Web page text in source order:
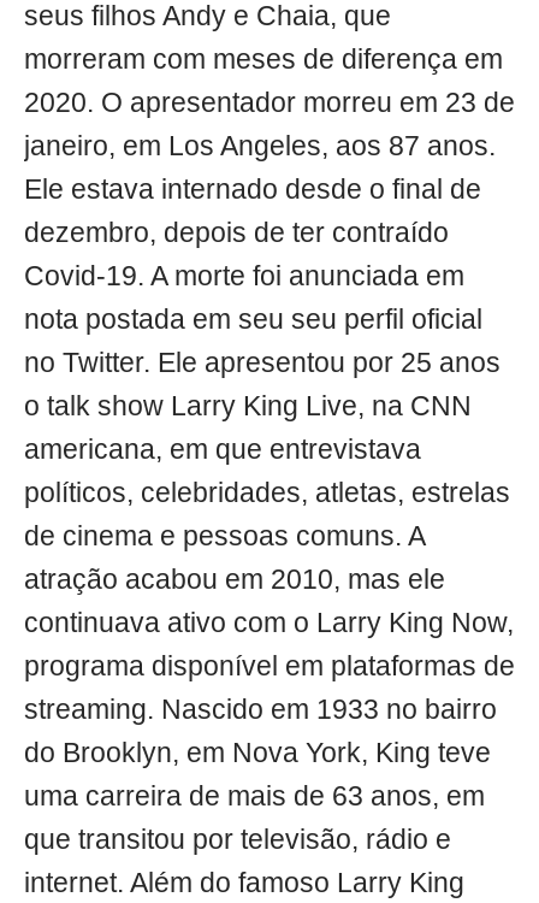
seus filhos Andy e Chaia, que
morreram com meses de diferença em
2020. O apresentador morreu em 23 de
janeiro, em Los Angeles, aos 87 anos.
Ele estava internado desde o final de
dezembro, depois de ter contraído
Covid-19. A morte foi anunciada em
nota postada em seu seu perfil oficial
no Twitter. Ele apresentou por 25 anos
o talk show Larry King Live, na CNN
americana, em que entrevistava
políticos, celebridades, atletas, estrelas
de cinema e pessoas comuns. A
atração acabou em 2010, mas ele
continuava ativo com o Larry King Now,
programa disponível em plataformas de
streaming. Nascido em 1933 no bairro
do Brooklyn, em Nova York, King teve
uma carreira de mais de 63 anos, em
que transitou por televisão, rádio e
internet. Além do famoso Larry King